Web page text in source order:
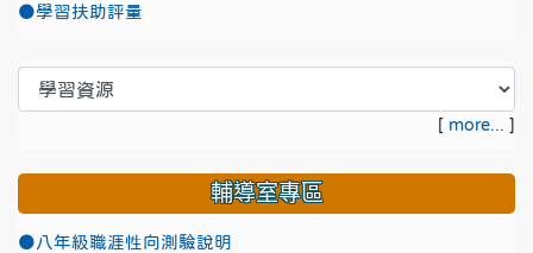
●學習扶助評量
[ more... ]
輔導室專區
●八年級職涯性向測驗說明